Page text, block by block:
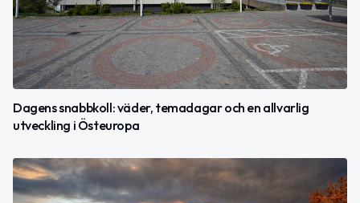
Dagens snabbkoll: väder, temadagar och en allvarlig
utveckling i Östeuropa